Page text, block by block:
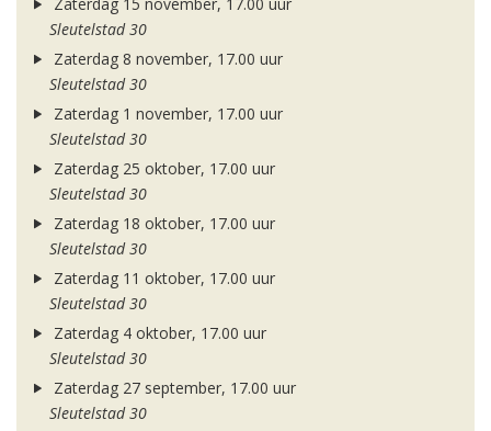
Zaterdag 15 november, 17.00 uur
Sleutelstad 30
Zaterdag 8 november, 17.00 uur
Sleutelstad 30
Zaterdag 1 november, 17.00 uur
Sleutelstad 30
Zaterdag 25 oktober, 17.00 uur
Sleutelstad 30
Zaterdag 18 oktober, 17.00 uur
Sleutelstad 30
Zaterdag 11 oktober, 17.00 uur
Sleutelstad 30
Zaterdag 4 oktober, 17.00 uur
Sleutelstad 30
Zaterdag 27 september, 17.00 uur
Sleutelstad 30